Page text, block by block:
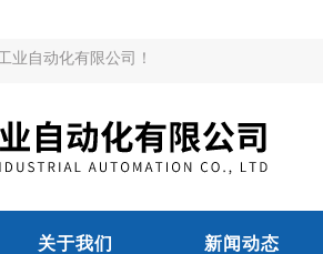
业自动化有限公司！
关于我们 新闻动态